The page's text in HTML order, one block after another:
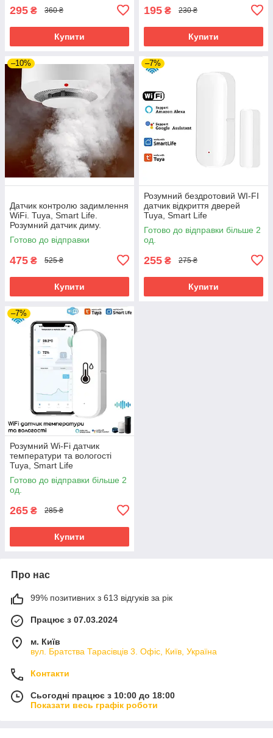
295 ₴ 360 ₴
Купити
195 ₴ 230 ₴
Купити
–10%
Датчик контролю задимлення
WiFi. Tuya, Smart Life.
Розумний датчик диму.
Готово до відправки
475 ₴ 525 ₴
Купити
–7%
Розумний бездротовий WI-FI
датчик відкриття дверей
Tuya, Smart Life
Готово до відправки більше 2
од.
255 ₴ 275 ₴
Купити
–7%
Розумний Wi-Fi датчик
температури та вологості
Tuya, Smart Life
Готово до відправки більше 2
од.
265 ₴ 285 ₴
Купити
Про нас
99% позитивних з 613 відгуків за рік
Працює з 07.03.2024
м. Київ
вул. Братства Тарасівців 3. Офіс, Київ, Україна
Контакти
Сьогодні працює з 10:00 до 18:00
Показати весь графік роботи